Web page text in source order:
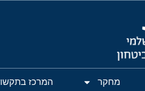
חוץ וביטחון
מחקר המרכז